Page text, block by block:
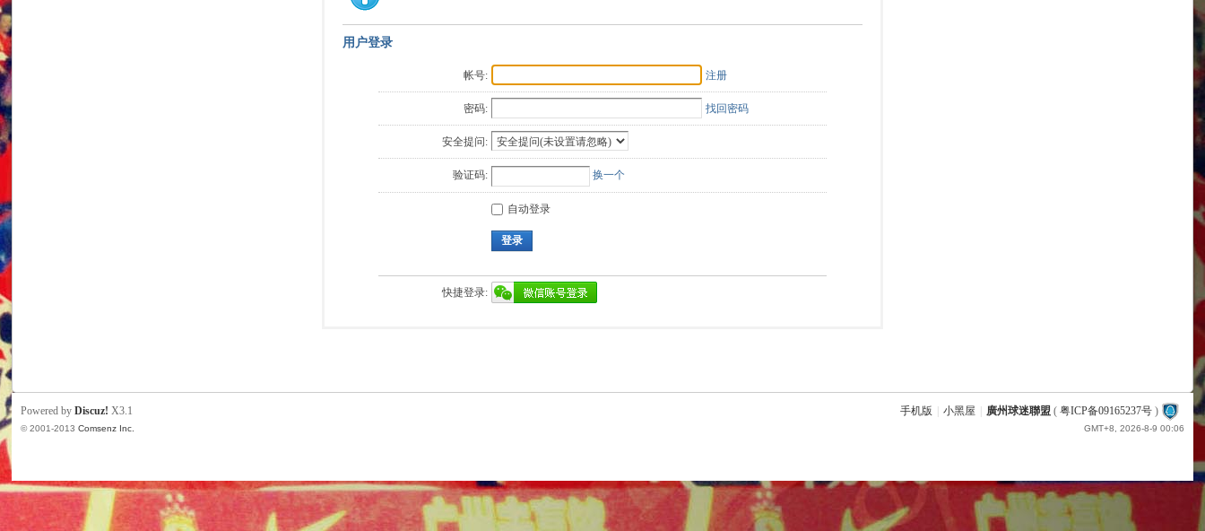
用户登录
帐号: 注册
密码: 找回密码
安全提问:
验证码: 换一个
自动登录
登录
快捷登录:
手机版 小黑屋 廣州球迷聯盟 ( 粤ICP备09165237号)
GMT+8, 2026-8-9 00:06
Powered byDiscuz! X3.1
© 2001-2013Comsenz Inc.